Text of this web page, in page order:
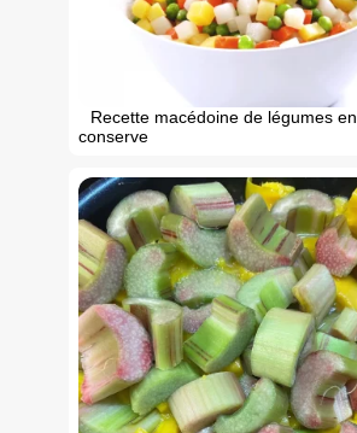
Recette macédoine de légumes en
conserve